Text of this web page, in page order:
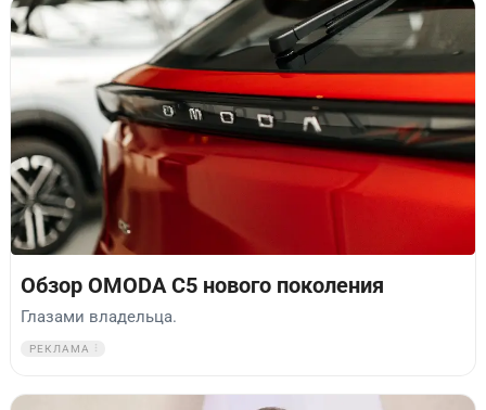
Обзор OMODA C5 нового поколения
Глазами владельца.
РЕКЛАМА